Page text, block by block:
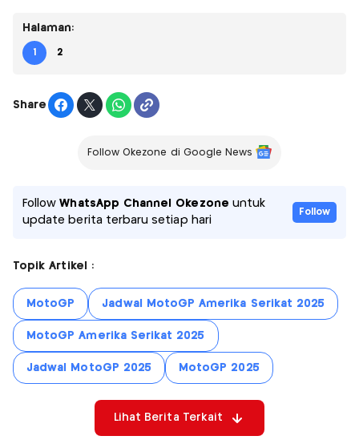
Halaman:
1 2
Share
Follow Okezone di Google News
FollowWhatsApp Channel Okezone untuk
update berita terbaru setiap hari
Follow
Topik Artikel :
MotoGP Jadwal MotoGP Amerika Serikat 2025
MotoGP Amerika Serikat 2025
Jadwal MotoGP 2025 MotoGP 2025
Lihat Berita Terkait